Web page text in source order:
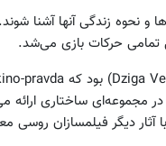
و نحوه زندگی آنها آشنا
تمامی حرکات بازی می‌شد.
ساختاری ارائه
دیگر فیلمسازان روسی